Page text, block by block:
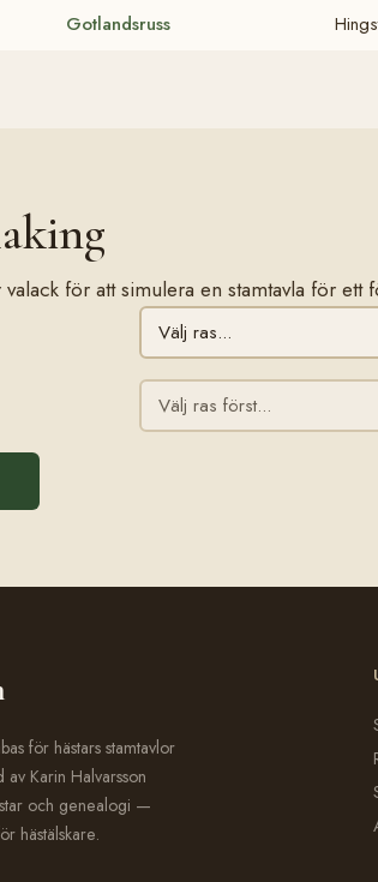
Gotlandsruss
för att simulera en stamtavla för
för hästars stamtavlor
Karin Halvarsson
och genealogi —
hästälskare.